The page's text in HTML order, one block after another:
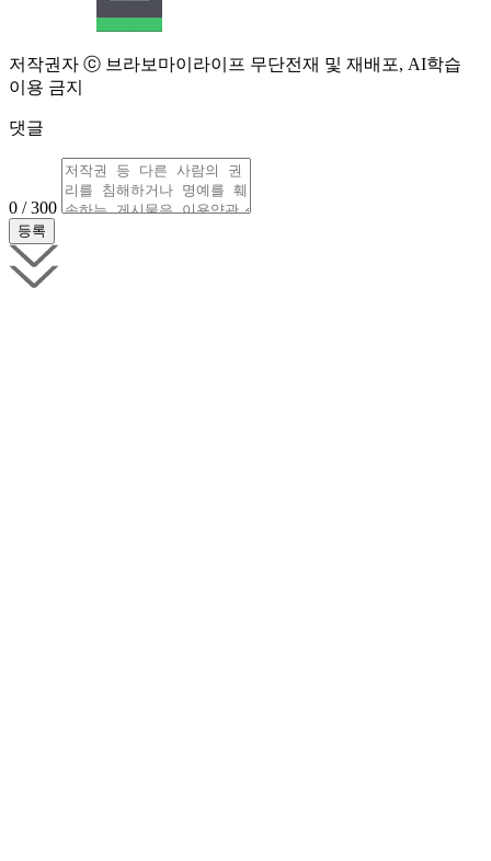
저작권자 ⓒ 브라보마이라이프 무단전재 및 재배포, AI학습
이용 금지
댓글
0 / 300